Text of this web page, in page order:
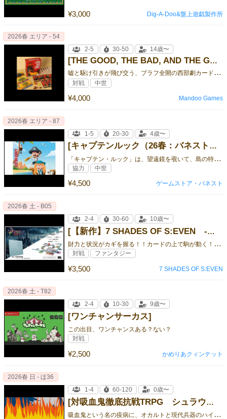
¥3,000 Dig-A-Doo&盤上遊戯製作所
[THE GOOD, THE BAD, AND THE GOAT]
嘘
と駆け引きが飛び交う、ブラフ全開の西部劇カードゲーム！
¥4,000
2026春 エリア - 54
2-5
30-50 14歳〜
対戦 中世
Mandoo Games
[キャプテンルック（26春：バネスト：エリア87）]
「
キャプテン・ルック」は、望遠鏡を覗いて、島の特徴を正しく当てる家族向けメモリーゲームです。
¥4,500
2026春 エリア - 87
1-5
20-30 4歳〜
協力 中世
ゲームストア・バネスト
[【新作】7 SHADES OF S:EVEN -シェイズオブセブン- 1st EDITION]
財
力と状況がカギを握る！！カードの上で駒が動く！ ？共有の山札を使用し２～４人以上で対戦する新感覚ボードゲーム！
¥3,500
2026春 土 - B05
2-4
30-60 10歳〜
対戦 ファンタジー
7 SHADES OF S:EVEN
[ワンチャンサーカス]
この出目、ワンチャンスある？ない？
¥2,500
2026春 土 - T82
2-4
10-30 9歳〜
対戦
かめりあクィンテット
[対吸血鬼徹底抗戦TRPG シュラウドバーンダウン]
吸
血鬼という名の疫病に、オカルトと現代兵器のハイブリッドで立ち向かう、オカルトパンクミリタリーTRPG！
2026春 日 - ほ36
1-4
60-120 0歳〜